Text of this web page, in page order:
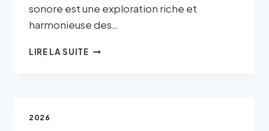
sonore est une exploration riche et
harmonieuse des…
LIRE LA SUITE
2026